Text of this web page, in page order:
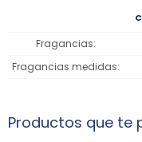
Fragancias
Fragancias medidas
Productos que te